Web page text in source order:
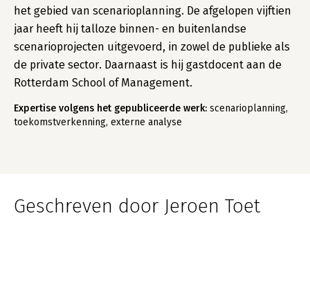
het gebied van scenarioplanning. De afgelopen vijftien
jaar heeft hij talloze binnen- en buitenlandse
scenarioprojecten uitgevoerd, in zowel de publieke als
de private sector. Daarnaast is hij gastdocent aan de
Rotterdam School of Management.
Expertise volgens het gepubliceerde werk: scenarioplanning,
toekomstverkenning, externe analyse
Geschreven door Jeroen Toet